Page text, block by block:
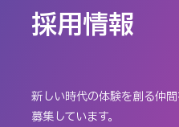
採用情報
新しい時代の体験を創る仲
募集しています。